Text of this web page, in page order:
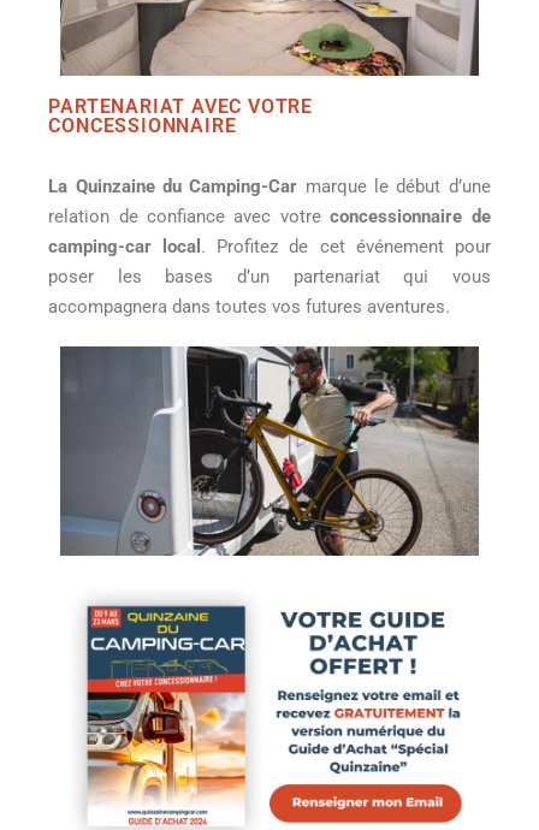
PARTENARIAT AVEC VOTRE
CONCESSIONNAIRE
La Quinzaine du Camping-Car marque le début d’une
relation de confiance avec votreconcessionnaire de
camping-car local . Profitez de cet événement pour
poser les bases d’un partenariat qui vous
accompagnera dans toutes vos futures aventures.